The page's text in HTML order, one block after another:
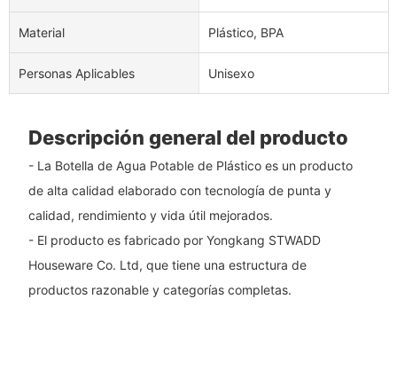
Material Plástico, BPA
Personas Aplicables Unisexo
Descripción general del producto
- La Botella de Agua Potable de Plástico es un producto
de alta calidad elaborado con tecnología de punta y
calidad, rendimiento y vida útil mejorados.
- El producto es fabricado por Yongkang STWADD
Houseware Co. Ltd, que tiene una estructura de
productos razonable y categorías completas.